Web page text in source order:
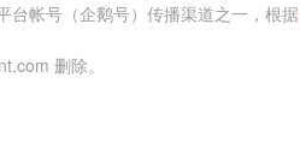
台帐号（企鹅号）传播渠道之一，根据
删除。